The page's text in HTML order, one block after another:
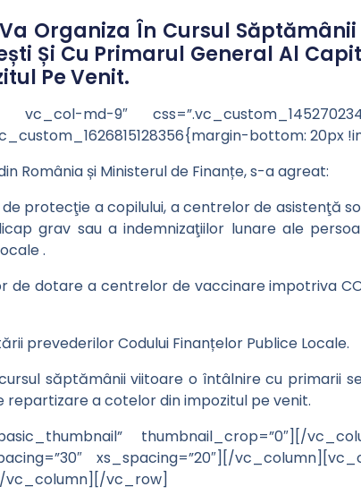
Organiza În Cursul
Și Cu Primarul General Al
Pe Venit.
md-9″
bottom: 20px
România și Ministerul de Finanțe, s-a agreat:
protecţie a copilului, a centrelor de asistenţă
grav sau a indemnizaţiilor lunare ale
.
dotare a centrelor de vaccinare impotriva
prevederilor Codului Finanțelor Publice Locale.
săptămânii viitoare o întâlnire cu primarii
a cotelor din impozitul pe venit.
thumbnail_crop=”0″][/
xs_spacing=”20″][/
vc_column][/vc_row]